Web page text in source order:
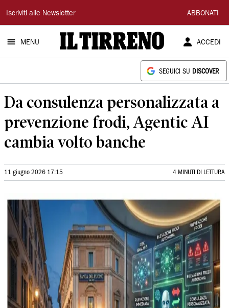
Il
Tirreno
Iscriviti alle Newsletter ABBONATI
MENU ACCEDI
SEGUICI SU DISCOVER
Da consulenza personalizzata a
prevenzione frodi, Agentic AI
cambia volto banche
11 giugno 2026 17:15 4 MINUTI DI LETTURA